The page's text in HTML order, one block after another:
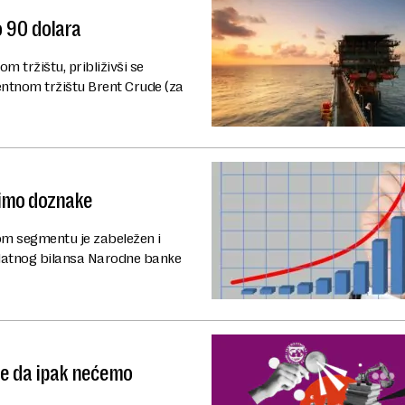
90 dolara
tržištu, približivši se
tržištu Brent Crude (za
doznake
segmentu je zabeležen i
bilansa Narodne banke
da ipak nećemo